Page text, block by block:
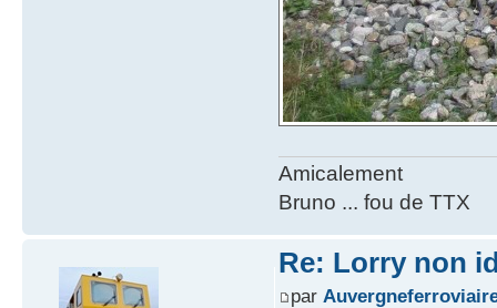
Amicalement
Bruno ... fou de TTX
Re: Lorry non
par